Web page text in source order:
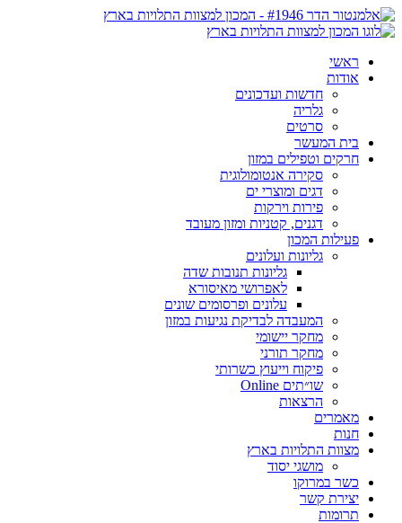
ראשי
אודות
חדשות ועדכונים
גלריה
סרטים
בית המעשר
חרקים וטפילים במזון
סקירה אנטומולוגית
דגים ומוצרי ים
פירות וירקות
דגנים, קטניות ומזון מעובד
פעילות המכון
גליונות ועלונים
גליונות תנובות שדה
לאפרושי מאיסורא
עלונים ופרסומים שונים
המעבדה לבדיקת נגיעות במזון
מחקר יישומי
מחקר תורני
פיקוח וייעוץ כשרותי
שו״תים Online
הרצאות
מאמרים
חנות
מצוות התלויות בארץ
מושגי יסוד
כשר במרוקו
יצירת קשר
תרומות